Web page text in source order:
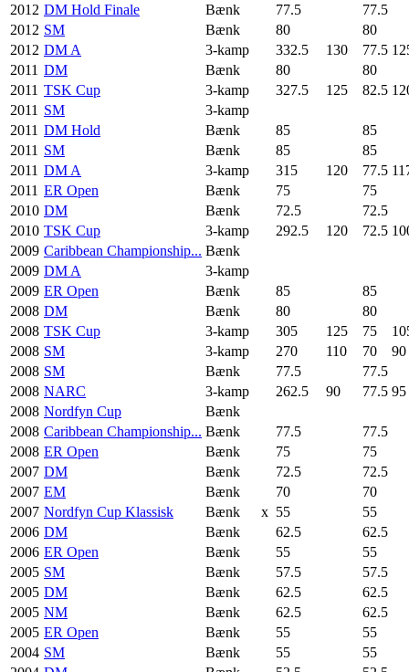
2012 DM Hold Finale Bænk 77.5
77.5
2012 SM Bænk 80
80
2012 DM A 3-kamp 332.5 130 77.5
2011 DM Bænk 80
80
2011 TSK Cup 3-kamp 327.5 125 82.5
2011 SM
3-kamp
2011 DM Hold Bænk 85
85
2011 SM Bænk 85
85
2011 DM A 3-kamp 315 120 77.5
2011 ER Open Bænk 75
75
2010 DM Bænk 72.5
72.5
2010 TSK Cup 3-kamp 292.5 120 72.5
2009 Caribbean Championship... Bænk
2009 DM A
3-kamp
2009 ER Open Bænk 85
85
2008 DM Bænk 80
80
2008 TSK Cup 3-kamp 305 125 75
2008 SM 3-kamp 270 110 70
90
2008 SM Bænk 77.5
77.5
2008 NARC 3-kamp 262.5 90 77.5 95
2008 Nordfyn Cup
Bænk
2008 Caribbean Championship... Bænk 77.5
77.5
2008 ER Open Bænk 75
75
2007 DM Bænk 72.5
72.5
2007 EM Bænk 70
70
2007 Nordfyn Cup Klassisk Bænk x 55
55
2006 DM Bænk 62.5
62.5
2006 ER Open Bænk 55
55
2005 SM Bænk 57.5
57.5
2005 DM Bænk 62.5
62.5
2005 NM Bænk 62.5
62.5
2005 ER Open Bænk 55
55
2004 SM Bænk 55
55